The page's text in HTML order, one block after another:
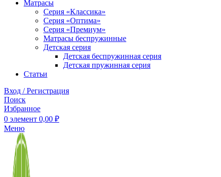
Матрасы
Серия «Классика»
Серия «Оптима»
Серия «Премиум»
Матрасы беспружинные
Детская серия
Детская беспружинная серия
Детская пружинная серия
Статьи
Вход / Регистрация
Поиск
Избранное
0 элемент 0,00 ₽
Меню